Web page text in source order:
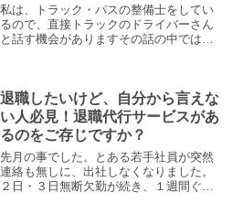
私は、トラック・バスの整備士をしてい
るので、直接トラックのドライバーさん
と話す機会がありますその話の中ではや
あるとは思いますがはやり...
退職したいけど、自分から言えな
い人必見！退職代行サービスがあ
るのをご存じですか？
先月の事でした。とある若手社員が突然
連絡も無しに、出社しなくなりました。
２日・３日無断欠勤が続き、１週間ぐら